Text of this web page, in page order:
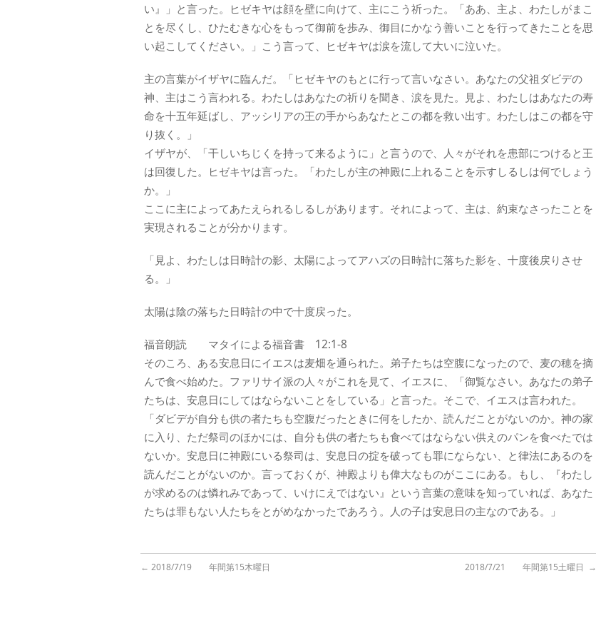
い』」と言った。ヒゼキヤは顔を壁に向けて、主にこう祈った。「ああ、主よ、わたしがまこ
とを尽くし、ひたむきな心をもって御前を歩み、御目にかなう善いことを行ってきたことを思
い起こしてください。」こう言って、ヒゼキヤは涙を流して大いに泣いた。
主の言葉がイザヤに臨んだ。「ヒゼキヤのもとに行って言いなさい。あなたの父祖ダビデの
神、主はこう言われる。わたしはあなたの祈りを聞き、涙を見た。見よ、わたしはあなたの寿
命を十五年延ばし、アッシリアの王の手からあなたとこの都を救い出す。わたしはこの都を守
り抜く。」
イザヤが、「干しいちじくを持って来るように」と言うので、人々がそれを患部につけると王
は回復した。ヒゼキヤは言った。「わたしが主の神殿に上れることを示すしるしは何でしょう
か。」
ここに主によってあたえられるしるしがあります。それによって、主は、約束なさったことを
実現されることが分かります。
「見よ、わたしは日時計の影、太陽によってアハズの日時計に落ちた影を、十度後戻りさせ
る。」
太陽は陰の落ちた日時計の中で十度戻った。
福音朗読 マタイによる福音書 12:1-8
そのころ、ある安息日にイエスは麦畑を通られた。弟子たちは空腹になったので、麦の穂を摘
んで食べ始めた。ファリサイ派の人々がこれを見て、イエスに、「御覧なさい。あなたの弟子
たちは、安息日にしてはならないことをしている」と言った。そこで、イエスは言われた。
「ダビデが自分も供の者たちも空腹だったときに何をしたか、読んだことがないのか。神の家
に入り、ただ祭司のほかには、自分も供の者たちも食べてはならない供えのパンを食べたでは
ないか。安息日に神殿にいる祭司は、安息日の掟を破っても罪にならない、と律法にあるのを
読んだことがないのか。言っておくが、神殿よりも偉大なものがここにある。もし、『わたし
が求めるのは憐れみであって、いけにえではない』という言葉の意味を知っていれば、あなた
たちは罪もない人たちをとがめなかったであろう。人の子は安息日の主なのである。」
← 2018/7/19 年間第15木曜日 2018/7/21 年間第15土曜日 →